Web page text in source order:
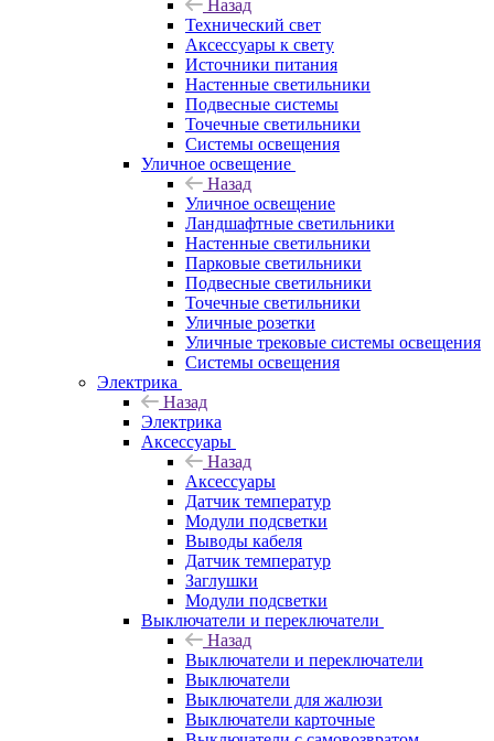
Назад
Технический свет
Аксессуары к свету
Источники питания
Настенные светильники
Подвесные системы
Точечные светильники
Системы освещения
Уличное освещение
Назад
Уличное освещение
Ландшафтные светильники
Настенные светильники
Парковые светильники
Подвесные светильники
Точечные светильники
Уличные розетки
Уличные трековые системы освещения
Системы освещения
Электрика
Назад
Электрика
Аксессуары
Назад
Аксессуары
Датчик температур
Модули подсветки
Выводы кабеля
Датчик температур
Заглушки
Модули подсветки
Выключатели и переключатели
Назад
Выключатели и переключатели
Выключатели
Выключатели для жалюзи
Выключатели карточные